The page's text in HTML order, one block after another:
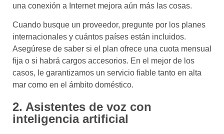
una conexión a Internet mejora aún más las cosas.
Cuando busque un proveedor, pregunte por los planes
internacionales y cuántos países están incluidos.
Asegúrese de saber si el plan ofrece una cuota mensual
fija o si habrá cargos accesorios. En el mejor de los
casos, le garantizamos un servicio fiable tanto en alta
mar como en el ámbito doméstico.
2. Asistentes de voz con
inteligencia artificial